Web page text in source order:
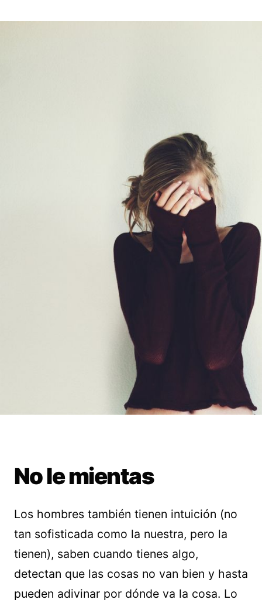
No le mientas
Los hombres también tienen intuición (no
tan sofisticada como la nuestra, pero la
tienen), saben cuando tienes algo,
detectan que las cosas no van bien y hasta
pueden adivinar por dónde va la cosa. Lo